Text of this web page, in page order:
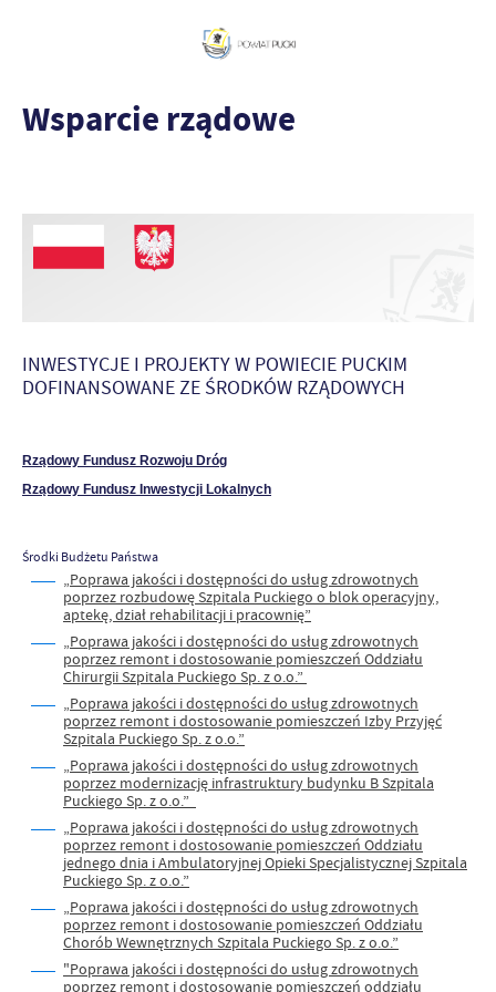
Wsparcie rządowe
INWESTYCJE I PROJEKTY W POWIECIE PUCKIM
DOFINANSOWANE ZE ŚRODKÓW RZĄDOWYCH
Rządowy Fundusz Rozwoju Dróg
Rządowy Fundusz Inwestycji Lokalnych
Środki Budżetu Państwa
„Poprawa jakości i dostępności do usług zdrowotnych
poprzez rozbudowę Szpitala Puckiego o blok operacyjny,
aptekę, dział rehabilitacji i pracownię”
„Poprawa jakości i dostępności do usług zdrowotnych
poprzez remont i dostosowanie pomieszczeń Oddziału
Chirurgii Szpitala Puckiego Sp. z o.o.”
„Poprawa jakości i dostępności do usług zdrowotnych
poprzez remont i dostosowanie pomieszczeń Izby Przyjęć
Szpitala Puckiego Sp. z o.o.”
„Poprawa jakości i dostępności do usług zdrowotnych
poprzez modernizację infrastruktury budynku B Szpitala
Puckiego Sp. z o.o.”
„Poprawa jakości i dostępności do usług zdrowotnych
poprzez remont i dostosowanie pomieszczeń Oddziału
jednego dnia i Ambulatoryjnej Opieki Specjalistycznej Szpitala
Puckiego Sp. z o.o.”
„Poprawa jakości i dostępności do usług zdrowotnych
poprzez remont i dostosowanie pomieszczeń Oddziału
Chorób Wewnętrznych Szpitala Puckiego Sp. z o.o.”
"Poprawa jakości i dostępności do usług zdrowotnych
poprzez remont i dostosowanie pomieszczeń oddziału